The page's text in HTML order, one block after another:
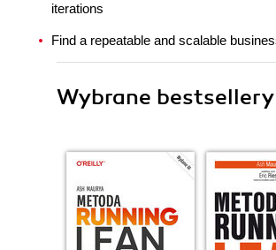
iterations
Find a repeatable and scalable
Wybrane bestsellery